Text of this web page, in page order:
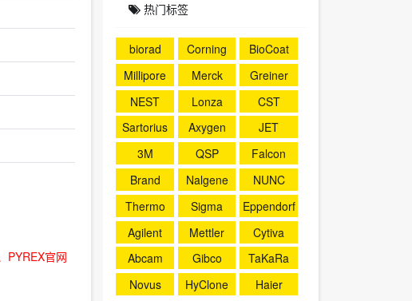
PYREX官网
热门标签
biorad Corning
BioCoat
Millipore
Merck
Greiner
NEST
Lonza
CST
Sartorius
Axygen
JET
3M
QSP
Falcon
Brand
Nalgene
NUNC
Thermo
Sigma
Eppendorf
Agilent
Mettler
Cytiva
Abcam
Gibco
TaKaRa
Novus
HyClone Haier